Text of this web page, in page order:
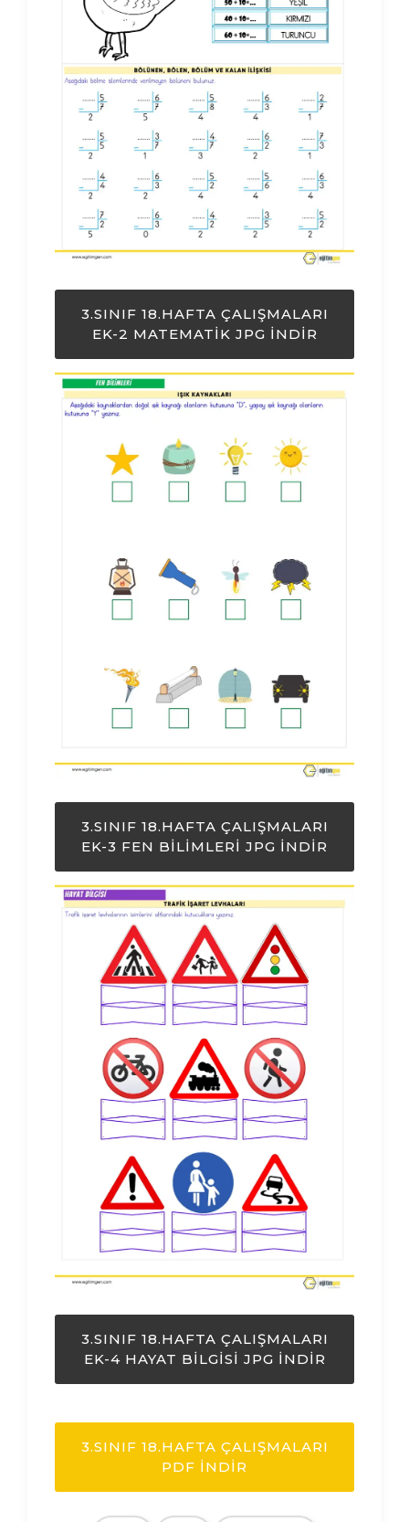
3.SINIF 18.HAFTA ÇALIŞMALARI
EK-2 MATEMATIK JPG İNDIR
3.SINIF 18.HAFTA ÇALIŞMALARI
EK-3 FEN BILIMLERI JPG İNDIR
3.SINIF 18.HAFTA ÇALIŞMALARI
EK-4 HAYAT BILGISI JPG İNDIR
3.SINIF 18.HAFTA ÇALIŞMALARI
PDF İNDIR